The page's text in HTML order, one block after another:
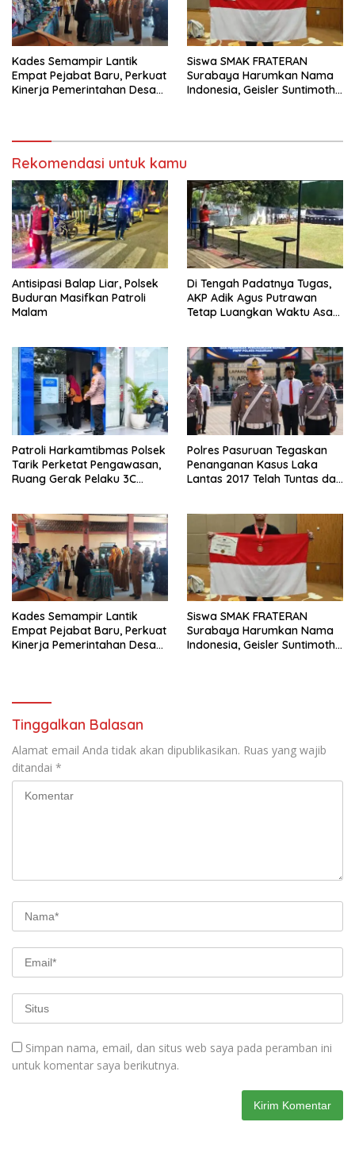
Kades Semampir Lantik
Empat Pejabat Baru, Perkuat
Kinerja Pemerintahan Desa
Siswa SMAK FRATERAN
Surabaya Harumkan Nama
Indonesia, Geisler Suntimothy
Rekomendasi untuk kamu
Antisipasi Balap Liar, Polsek
Buduran Masifkan Patroli
Malam
Di Tengah Padatnya Tugas,
AKP Adik Agus Putrawan
Tetap Luangkan Waktu Asah
Patroli Harkamtibmas Polsek
Tarik Perketat Pengawasan,
Ruang Gerak Pelaku 3C
Polres Pasuruan Tegaskan
Penanganan Kasus Laka
Lantas 2017 Telah Tuntas dan
Kades Semampir Lantik
Empat Pejabat Baru, Perkuat
Kinerja Pemerintahan Desa
Siswa SMAK FRATERAN
Surabaya Harumkan Nama
Indonesia, Geisler Suntimothy
Tinggalkan Balasan
Alamat email Anda tidak akan dipublikasikan. Ruas yang wajib
ditandai *
Simpan nama, email, dan situs web saya pada peramban ini
untuk komentar saya berikutnya.